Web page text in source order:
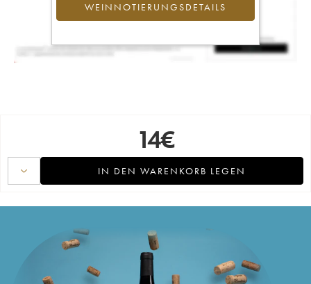
WEINNOTIERUNGSDETAILS
14€
IN DEN WARENKORB LEGEN